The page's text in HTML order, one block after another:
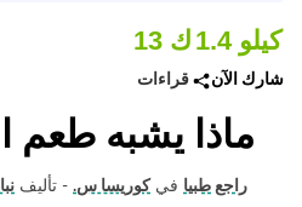
13 ك
قراءات
1.4 كيلو
شارك الآن
ماذا يشبه طعم
راجع طبيا في كوريسا س. - تأليف